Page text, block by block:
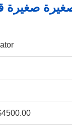
صغيرة
$4850.00